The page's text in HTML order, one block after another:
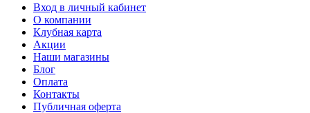
Вход в личный кабинет
О компании
Клубная карта
Акции
Наши магазины
Блог
Оплата
Контакты
Публичная оферта